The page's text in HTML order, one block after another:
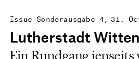
31.
Issue Sonderausgabe 4
Lutherstadt
Ein Rundgang jenseits